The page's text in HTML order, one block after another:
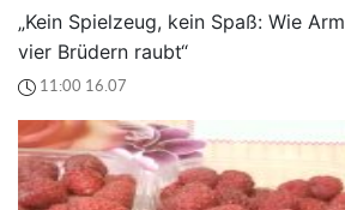
„Kein Spielzeug, kein Spaß: Wie
vier Brüdern raubt“
11:00 16.07